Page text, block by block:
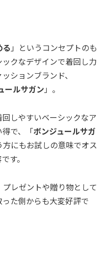
る 」というコンセプトのも
クなデザインで着回し力
ションブランド、
ールサガン 」。
しやすいベーシックなア
で、「ボンジュールサガ
方にもお試しの意味でオス
す。
レゼントや贈り物として
た側からも大変好評で